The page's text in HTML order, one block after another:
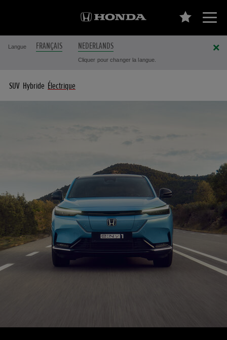
Langue FRANÇAIS NEDERLANDS
Cliquer pour changer la langue.
SUV Hybride Électrique